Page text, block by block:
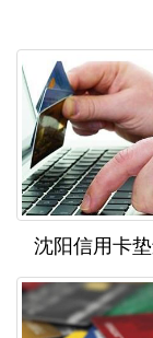
沈阳信用卡